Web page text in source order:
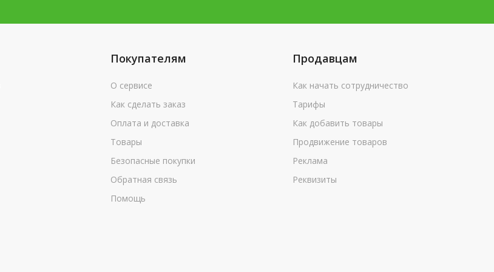
Покупателям
О сервисе
Как сделать заказ
Оплата и доставка
Товары
Безопасные покупки
Обратная связь
Помощь
Продавцам
Как начать сотрудничество
Тарифы
Как добавить товары
Продвижение товаров
Реклама
Реквизиты